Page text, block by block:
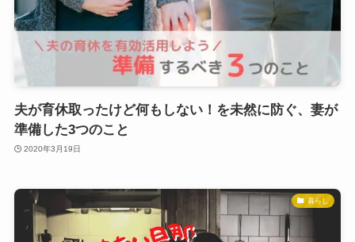
夫が育休取ったけど何もしない！を未然に防ぐ、妻が
準備した3つのこと
2020年3月19日
暮らし